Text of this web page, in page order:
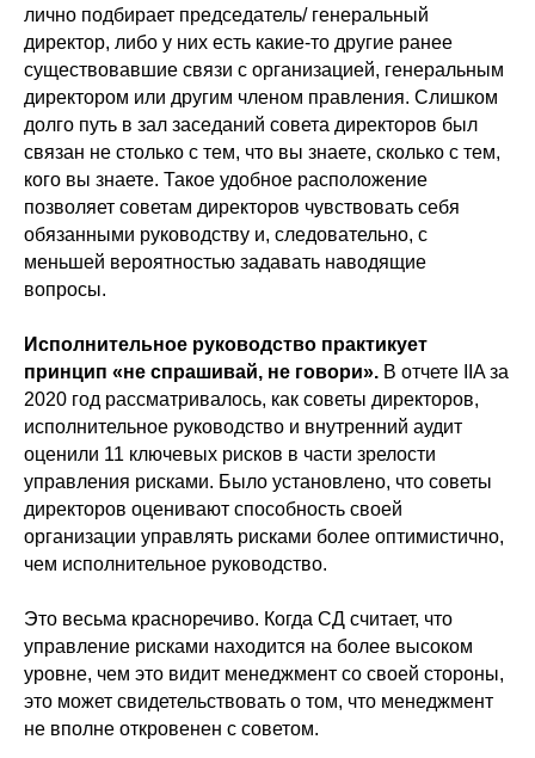
лично подбирает председатель/ генеральный
директор, либо у них есть какие-то другие ранее
существовавшие связи с организацией, генеральным
директором или другим членом правления. Слишком
долго путь в зал заседаний совета директоров был
связан не столько с тем, что вы знаете, сколько с тем,
кого вы знаете. Такое удобное расположение
позволяет советам директоров чувствовать себя
обязанными руководству и, следовательно, с
меньшей вероятностью задавать наводящие
вопросы.
Исполнительное руководство практикует
принцип «не спрашивай, не говори». В отчете IIA за
2020 год рассматривалось, как советы директоров,
исполнительное руководство и внутренний аудит
оценили 11 ключевых рисков в части зрелости
управления рисками. Было установлено, что советы
директоров оценивают способность своей
организации управлять рисками более оптимистично,
чем исполнительное руководство.
Это весьма красноречиво. Когда СД считает, что
управление рисками находится на более высоком
уровне, чем это видит менеджмент со своей стороны,
это может свидетельствовать о том, что менеджмент
не вполне откровенен с советом.